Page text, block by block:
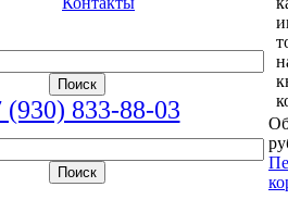
(930) 833-88-03